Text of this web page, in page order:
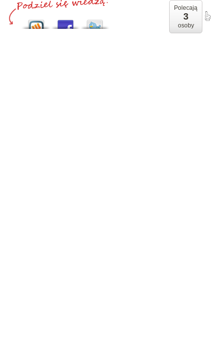
Polecają
3
osoby